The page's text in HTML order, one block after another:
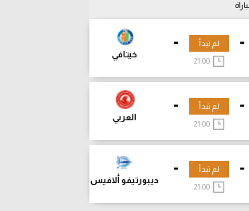
-
-
خيتافي
لم تبدأ
-
-
العربي
لم تبدأ
-
-
ديبورتيفو ألافيس
لم تبدأ